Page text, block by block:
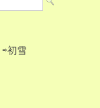
⇨初雪